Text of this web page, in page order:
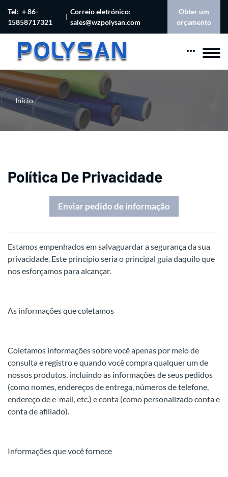
Tel: ＋86-
15858717321
Correio eletrónico:
sales@wzpolysan.com
Obter um
orçamento
Início
Política De Privacidade
Enviar pedido de informação
Estamos empenhados em salvaguardar a segurança da sua
privacidade. Este princípio seria o principal guia daquilo que
nos esforçamos para alcançar.
As informações que coletamos
Coletamos informações sobre você apenas por meio de
consulta e registro e quando você compra qualquer um de
nossos produtos, incluindo as informações de seus pedidos
(como nomes, endereços de entrega, números de telefone,
endereço de e-mail, etc.) e conta (como personalizado conta e
conta de afiliado).
Informações que você fornece